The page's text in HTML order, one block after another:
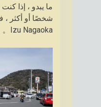
شخصًا أو أكثر
Izu Nagaoka。